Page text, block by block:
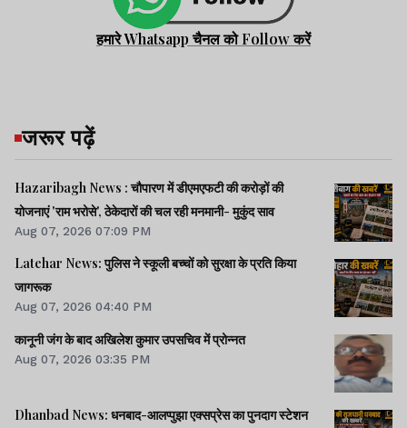
हमारे Whatsapp चैनल को Follow करें
जरूर पढ़ें
Hazaribagh News : चौपारण में डीएमएफटी की करोड़ों की
योजनाएं 'राम भरोसे', ठेकेदारों की चल रही मनमानी- मुकुंद साव
Aug 07, 2026 07:09 PM
Latehar News: पुलिस ने स्कूली बच्चों को सुरक्षा के प्रति किया
जागरूक
Aug 07, 2026 04:40 PM
कानूनी जंग के बाद अखिलेश कुमार उपसचिव में प्रोन्नत
Aug 07, 2026 03:35 PM
Dhanbad News: धनबाद-आलप्पुझा एक्सप्रेस का पुनदाग स्टेशन